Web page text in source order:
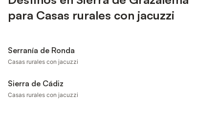
para Casas rurales con jacuzzi
Serranía de Ronda
Casas rurales con jacuzzi
Sierra de Cádiz
Casas rurales con jacuzzi